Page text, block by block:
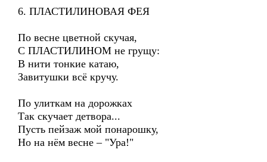
6. ПЛАСТИЛИНОВАЯ ФЕЯ
По весне цветной скучая,
С ПЛАСТИЛИНОМ не грущу:
В нити тонкие катаю,
Завитушки всё кручу.
По улиткам на дорожках
Так скучает детвора...
Пусть пейзаж мой понарошку,
Но на нём весне – "Ура!"